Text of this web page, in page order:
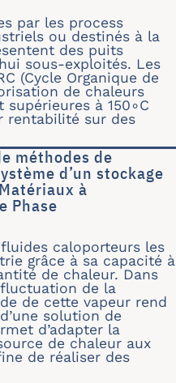
par les process
ou destinés à la
des puits
sous-exploités. Les
(Cycle Organique de
de chaleurs
à 150∘C
rentabilité sur des
méthodes de
d’un stockage
à
Phase
caloporteurs les
grâce à sa capacité à
de chaleur. Dans
de la
de cette vapeur rend
solution de
d’adapter la
de chaleur aux
de réaliser des